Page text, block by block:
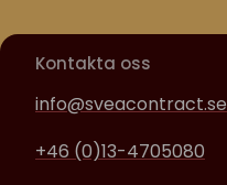
Kontakta oss
info@sveacontract.se
+46 (0)13-4705080